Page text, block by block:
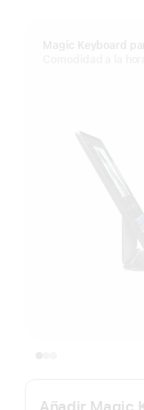
Añadir Magic